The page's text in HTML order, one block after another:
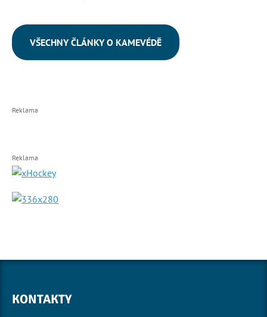
VŠECHNY ČLÁNKY O KAMEVÉDĚ
Reklama
Reklama
KONTAKTY